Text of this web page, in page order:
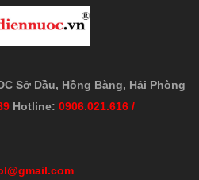
Sở Dầu, Hồng Bàng, Hải Phòng
Hotline: 0906.021.616 /